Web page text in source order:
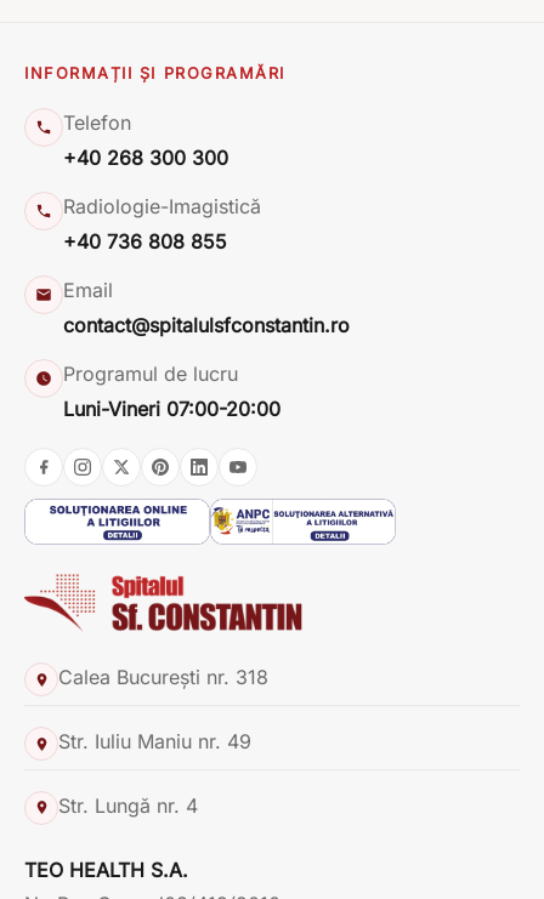
INFORMAȚII ȘI PROGRAMĂRI
Telefon
+40 268 300 300
Radiologie-Imagistică
+40 736 808 855
Email
contact@spitalulsfconstantin.ro
Programul de lucru
Luni-Vineri 07:00-20:00
Calea București nr. 318
Str. Iuliu Maniu nr. 49
Str. Lungă nr. 4
TEO HEALTH S.A.